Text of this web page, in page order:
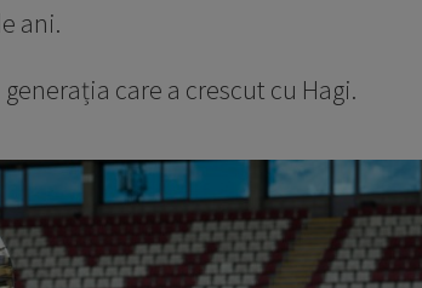
ani.
care a crescut cu Hagi.